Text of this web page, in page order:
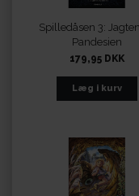
Spilledåsen 3:
Pandesien
179,95 DKK